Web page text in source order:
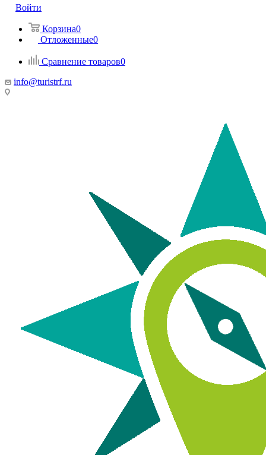
Войти
Корзина0
Отложенные0
Сравнение товаров0
info@turistrf.ru